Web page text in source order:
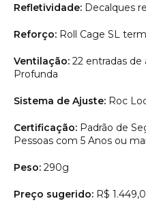
Refletividade: Decalques
Reforço: Roll Cage SL
Ventilação: 22 entradas de
Profunda
Sistema de Ajuste: Roc
Certificação: Padrão de
Pessoas com 5 Anos ou
Peso: 290g
Preço sugerido: R$